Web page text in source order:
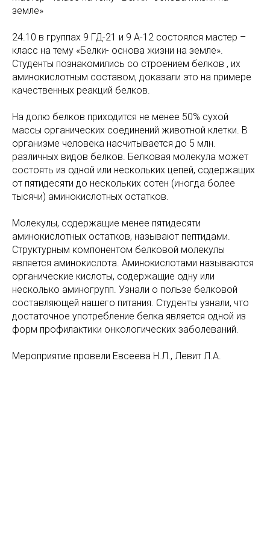
земле»
24.10 в группах 9 ГД-21 и 9 А-12 состоялся мастер –
класс на тему «Белки- основа жизни на земле».
Студенты познакомились со строением белков , их
аминокислотным составом, доказали это на примере
качественных реакций белков.
На долю белков приходится не менее 50% сухой
массы органических соединений животной клетки. В
организме человека насчитывается до 5 млн.
различных видов белков. Белковая молекула может
состоять из одной или нескольких цепей, содержащих
от пятидесяти до нескольких сотен (иногда более
тысячи) аминокислотных остатков.
Молекулы, содержащие менее пятидесяти
аминокислотных остатков, называют пептидами.
Структурным компонентом белковой молекулы
является аминокислота. Аминокислотами называются
органические кислоты, содержащие одну или
несколько аминогрупп. Узнали о пользе белковой
составляющей нашего питания. Студенты узнали, что
достаточное употребление белка является одной из
форм профилактики онкологических заболеваний.
Мероприятие провели Евсеева Н.Л., Левит Л.А.